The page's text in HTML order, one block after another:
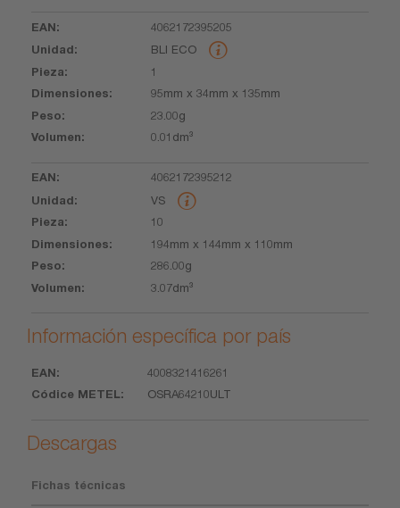
4062172395205
BLI ECO
1
95mm x 34mm x 135mm
23.00g
0.01dm³
4062172395212
VS
10
194mm x 144mm x 110mm
286.00g
3.07dm³
Información específica por país
EAN
METEL
4008321416261
OSRA64210ULT
Descargas
Fichas técnicas